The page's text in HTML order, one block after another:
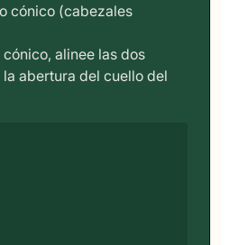
cónico (cabezales
alinee las dos
abertura del cuello del